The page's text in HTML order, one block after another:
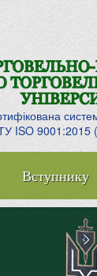
ISO 9001:2015
Вступнику